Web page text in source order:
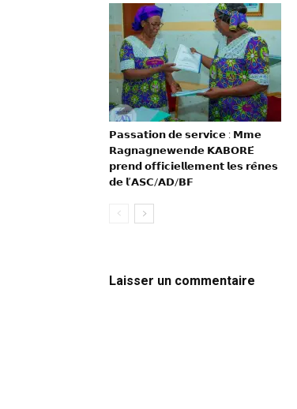
𝗣𝗮𝘀𝘀𝗮𝘁𝗶𝗼𝗻 𝗱𝗲 𝘀𝗲𝗿𝘃𝗶𝗰𝗲 : 𝗠𝗺𝗲
𝗥𝗮𝗴𝗻𝗮𝗴𝗻𝗲𝘄𝗲𝗻𝗱𝗲 𝗞𝗔𝗕𝗢𝗥𝗘́
𝗽𝗿𝗲𝗻𝗱 𝗼𝗳𝗳𝗶𝗰𝗶𝗲𝗹𝗹𝗲𝗺𝗲𝗻𝘁 𝗹𝗲𝘀 𝗿𝗲̂𝗻𝗲𝘀
𝗱𝗲 𝗹’𝗔𝗦𝗖/𝗔𝗗/𝗕𝗙
Laisser un commentaire